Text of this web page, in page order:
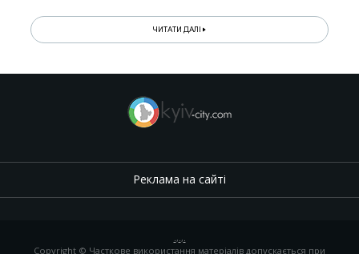
ЧИТАТИ ДАЛІ
Реклама на сайті
, ,
Copyright © Часткове використання матеріалів допускається при